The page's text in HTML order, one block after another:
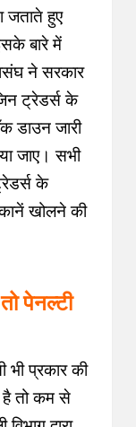
जताते हुए
बारे में
ने सरकार
ट्रेडर्स के
डाउन जारी
जाए। सभी
के
खोलने की
पेनल्टी
भी प्रकार की
तो कम से